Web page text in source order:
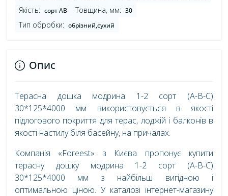
Якість: сорт AB Товщина, мм: 30
Тип обробки: обрізний,сухий
Опис
Терасна дошка модрина 1-2 сорт (А-В-С)
30*125*4000 мм використовується в якості
підлогового покриття для терас, лоджій і балконів в
якості настилу біля басейну, на причалах.
Компанія «Foreest» з Києва пропонує купити
терасну дошку модрина 1-2 сорт (А-В-С)
30*125*4000 мм з найбільш вигідною і
оптимальною ціною. У каталозі інтернет-магазину